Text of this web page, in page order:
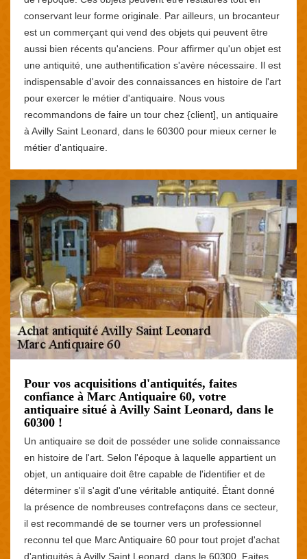
conservant leur forme originale. Par ailleurs, un brocanteur
est un commerçant qui vend des objets qui peuvent être
aussi bien récents qu'anciens. Pour affirmer qu'un objet est
une antiquité, une authentification s'avère nécessaire. Il est
indispensable d'avoir des connaissances en histoire de l'art
pour exercer le métier d'antiquaire. Nous vous
recommandons de faire un tour chez {client], un antiquaire
à Avilly Saint Leonard, dans le 60300 pour mieux cerner le
métier d'antiquaire.
Pour vos acquisitions d'antiquités, faites
confiance à Marc Antiquaire 60, votre
antiquaire situé à Avilly Saint Leonard, dans le
60300 !
Un antiquaire se doit de posséder une solide connaissance
en histoire de l'art. Selon l'époque à laquelle appartient un
objet, un antiquaire doit être capable de l'identifier et de
déterminer s'il s'agit d'une véritable antiquité. Étant donné
la présence de nombreuses contrefaçons dans ce secteur,
il est recommandé de se tourner vers un professionnel
reconnu tel que Marc Antiquaire 60 pour tout projet d'achat
d'antiquités à Avilly Saint Leonard, dans le 60300. Faites